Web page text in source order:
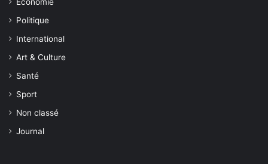
Politique
International
Art & Culture
Santé
Sport
Non classé
Journal